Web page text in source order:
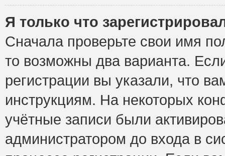
Я только что
Сначала проверьте свои имя
то возможны два варианта.
регистрации вы указали, что
инструкциям. На некоторых
учётные записи были
администратором до входа в